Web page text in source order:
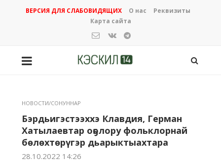
ВЕРСИЯ ДЛЯ СЛАБОВИДЯЩИХ О нас
Реквизиты
Карта сайта
НОВОСТИ/СОНУННАР
Бэрдьигэстээххэ Клавдия, Герман
Хатылаевтар оҕолору фольклорнай
бөлөхтөрүгэр дьарыктыахтара
28.10.2022 14:26